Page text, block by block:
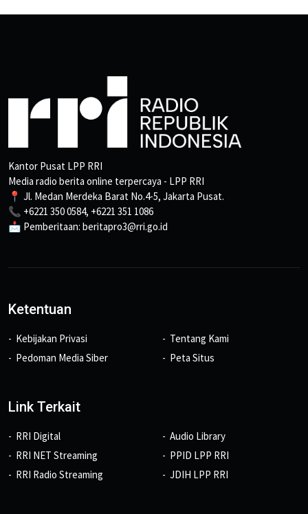
Kantor Pusat LPP RRI
Media radio berita online terpercaya - LPP RRI
📍 Jl. Medan Merdeka Barat No.4-5, Jakarta Pusat.
📞 +6221 350 0584, +6221 351 1086
📩 Pemberitaan: beritapro3@rri.go.id
Ketentuan
Kebijakan Privasi
Pedoman Media Siber
Tentang Kami
Peta Situs
Link Terkait
RRI Digital
RRI NET Streaming
RRI Radio Streaming
Audio Library
PPID LPP RRI
JDIH LPP RRI